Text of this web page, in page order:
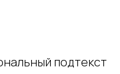
подтекст